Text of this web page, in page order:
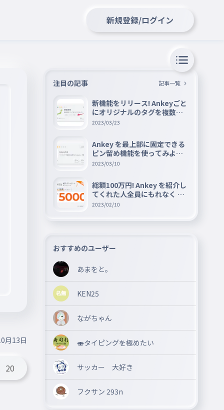
新規登録/ログイン
月13日
20
注目の記事 記事一覧
新機能をリリース! Ankeyごと
にオリジナルのタグを複数設
定できる『タグ機能』を紹介
2023/03/23
Ankey を最上部に固定できる
ピン留め機能を使ってみよう
📌
2023/03/10
総額100万円! Ankey を紹介し
てくれた人全員にもれなく A
mazon ギフト券 5000 円分を
2023/02/10
おすすめのユーザー
あまをと。
KEN25
ながちゃん
🍣タイピングを極めたい
サッカー 大好き
フクサン 293n